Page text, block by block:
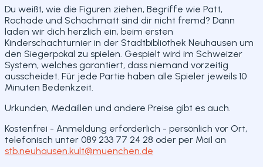
Du weißt, wie die Figuren ziehen, Begriffe wie Patt,
Rochade und Schachmatt sind dir nicht fremd? Dann
laden wir dich herzlich ein, beim ersten
Kinderschachturnier in der Stadtbibliothek Neuhausen um
den Siegerpokal zu spielen. Gespielt wird im Schweizer
System, welches garantiert, dass niemand vorzeitig
ausscheidet. Für jede Partie haben alle Spieler jeweils 10
Minuten Bedenkzeit.
Urkunden, Medaillen und andere Preise gibt es auch.
Kostenfrei - Anmeldung erforderlich - persönlich vor Ort,
telefonisch unter 089 233 77 24 28 oder per Mail an
stb.neuhausen.kult@muenchen.de